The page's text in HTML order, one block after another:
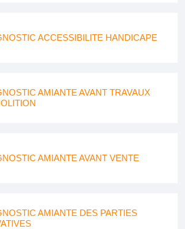
ACCESSIBILITE HANDICAPE
AMIANTE AVANT TRAVAUX
AMIANTE AVANT VENTE
AMIANTE DES PARTIES